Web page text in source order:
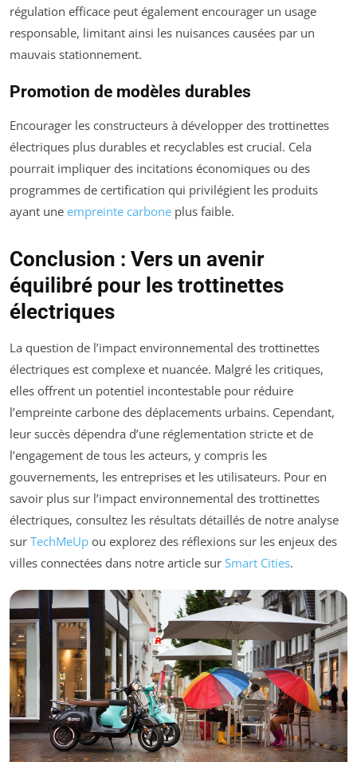
régulation efficace peut également encourager un usage
responsable, limitant ainsi les nuisances causées par un
mauvais stationnement.
Promotion de modèles durables
Encourager les constructeurs à développer des trottinettes
électriques plus durables et recyclables est crucial. Cela
pourrait impliquer des incitations économiques ou des
programmes de certification qui privilégient les produits
ayant une empreinte carbone plus faible.
Conclusion : Vers un avenir
équilibré pour les trottinettes
électriques
La question de l’impact environnemental des trottinettes
électriques est complexe et nuancée. Malgré les critiques,
elles offrent un potentiel incontestable pour réduire
l’empreinte carbone des déplacements urbains. Cependant,
leur succès dépendra d’une réglementation stricte et de
l’engagement de tous les acteurs, y compris les
gouvernements, les entreprises et les utilisateurs. Pour en
savoir plus sur l’impact environnemental des trottinettes
électriques, consultez les résultats détaillés de notre analyse
sur TechMeUp ou explorez des réflexions sur les enjeux des
villes connectées dans notre article sur Smart Cities.